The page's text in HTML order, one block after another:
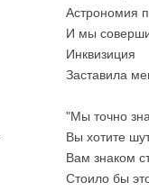
Астрономия
И мы
Инквизиция
Заставила
"Мы точно
Вы хотите
Вам знаком
Стоило бы